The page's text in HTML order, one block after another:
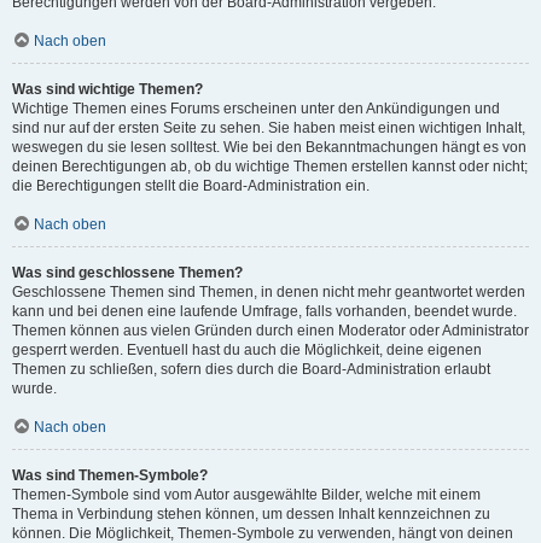
Nach oben
Was sind wichtige Themen?
Wichtige Themen eines Forums erscheinen unter den Ankündigungen und
sind nur auf der ersten Seite zu sehen. Sie haben meist einen wichtigen Inhalt,
weswegen du sie lesen solltest. Wie bei den Bekanntmachungen hängt es von
deinen Berechtigungen ab, ob du wichtige Themen erstellen kannst oder nicht;
die Berechtigungen stellt die Board-Administration ein.
Nach oben
Was sind geschlossene Themen?
Geschlossene Themen sind Themen, in denen nicht mehr geantwortet werden
kann und bei denen eine laufende Umfrage, falls vorhanden, beendet wurde.
Themen können aus vielen Gründen durch einen Moderator oder Administrator
gesperrt werden. Eventuell hast du auch die Möglichkeit, deine eigenen
Themen zu schließen, sofern dies durch die Board-Administration erlaubt
wurde.
Nach oben
Was sind Themen-Symbole?
Themen-Symbole sind vom Autor ausgewählte Bilder, welche mit einem
Thema in Verbindung stehen können, um dessen Inhalt kennzeichnen zu
können. Die Möglichkeit, Themen-Symbole zu verwenden, hängt von deinen